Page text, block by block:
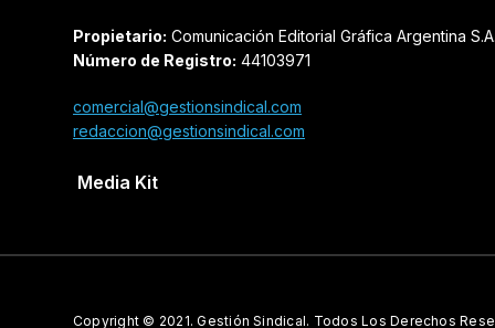
Propietario: Comunicación Editorial Gráfica Argentina S.A.
Número de Registro: 44103971
comercial@gestionsindical.com
redaccion@gestionsindical.com
Media Kit
Copyright © 2021.Gestión Sindical. Todos Los Derechos